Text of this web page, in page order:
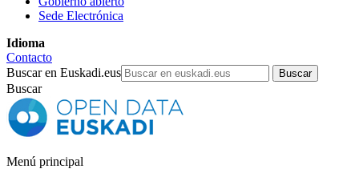
Sede Electrónica
Idioma
Contacto
Buscar en Euskadi.eus
Buscar
Menú principal